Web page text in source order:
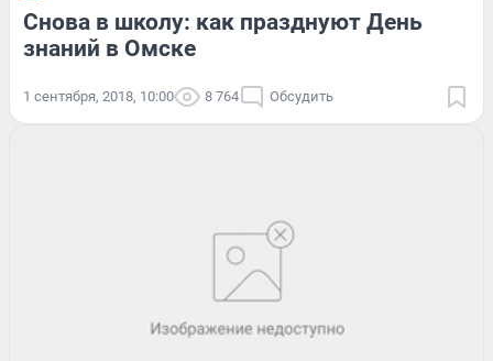
Снова в школу: как празднуют День
знаний в Омске
1 сентября, 2018, 10:00 8 764 Обсудить